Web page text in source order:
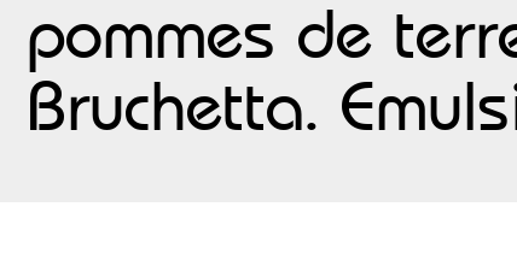
pommes de
Bruchetta.